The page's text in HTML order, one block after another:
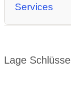
24/7
Services
Lage